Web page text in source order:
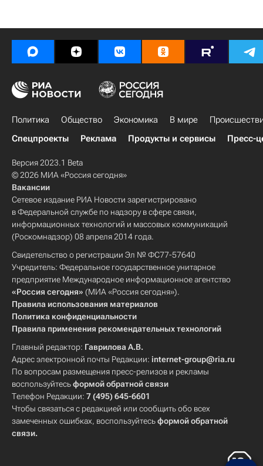
Политика Общество Экономика В мире
Спецпроекты
Реклама Продукты и сервисы Пресс-
Версия 2023.1 Beta
© 2026 МИА «Россия сегодня»
Вакансии
Сетевое издание РИА Новости зарегистрировано
в Федеральной службе по надзору в сфере связи,
информационных технологий и массовых коммуникаций
(Роскомнадзор) 08 апреля 2014 года.
Свидетельство о регистрации Эл № ФС77-57640
Учредитель: Федеральное государственное унитарное
предприятие Международное информационное агентство
«Россия сегодня» (МИА «Россия сегодня»).
Правила использования материалов
Политика конфиденциальности
Правила применения рекомендательных технологий
Главный редактор: Гаврилова А.В.
Адрес электронной почты Редакции: internet-group@ria.ru
По вопросам размещения пресс-релизов и рекламы
воспользуйтесьформой обратной связи
Телефон Редакции: 7 (495) 645-6601
Чтобы связаться с редакцией или сообщить обо всех
замеченных ошибках, воспользуйтесьформой обратной
связи.